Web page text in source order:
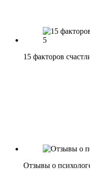
15 факторов
Отзывы о